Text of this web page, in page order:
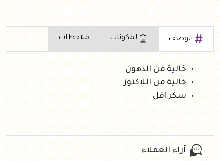
الوصف المكونات ملاحظات
خالية من الدهون
خالية من اللاكتوز
سكر اقل
آراء العملاء